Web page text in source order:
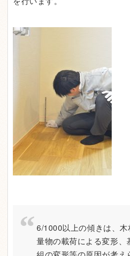
6/1000以上の傾きは、
量物の載荷による変形、